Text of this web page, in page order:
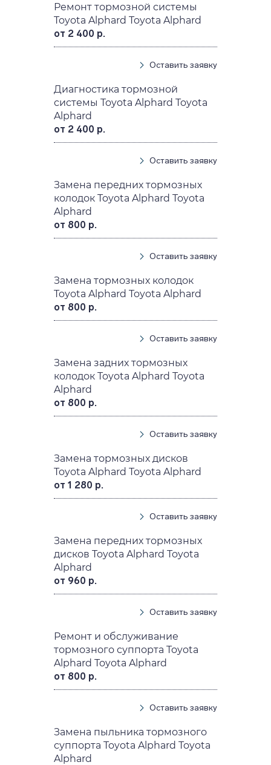
Ремонт тормозной системы
Toyota Alphard Toyota Alphard
от 2 400 р.
Оставить заявку
Диагностика тормозной
системы Toyota Alphard Toyota
Alphard
от 2 400 р.
Оставить заявку
Замена передних тормозных
колодок Toyota Alphard Toyota
Alphard
от 800 р.
Оставить заявку
Замена тормозных колодок
Toyota Alphard Toyota Alphard
от 800 р.
Оставить заявку
Замена задних тормозных
колодок Toyota Alphard Toyota
Alphard
от 800 р.
Оставить заявку
Замена тормозных дисков
Toyota Alphard Toyota Alphard
от 1 280 р.
Оставить заявку
Замена передних тормозных
дисков Toyota Alphard Toyota
Alphard
от 960 р.
Оставить заявку
Ремонт и обслуживание
тормозного суппорта Toyota
Alphard Toyota Alphard
от 800 р.
Оставить заявку
Замена пыльника тормозного
суппорта Toyota Alphard Toyota
Alphard